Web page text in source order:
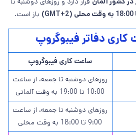
باز است.
دفاتر فیبوگروپ
ساعت کاری فیبوگروپ
روزهای دوشنبه تا جمعه، از ساعت
10:00 تا 19:00 به وقت آلماتی
روزهای دوشنبه تا جمعه، از ساعت
9:00 تا 18:00 به وقت محلی